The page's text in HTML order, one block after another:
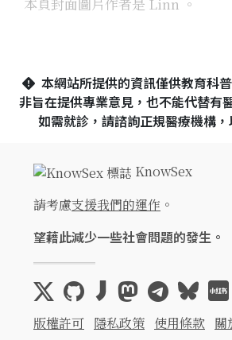
本網站所提供的資訊僅供教育科
非旨在提供專業意見，也不能代替有
如需就診，請諮詢正規醫療機構，
望藉此減少一些社會問題的發生。
請考慮支援我們的運作 。
KnowSex
版權許可 隱私政策 使用條款 關